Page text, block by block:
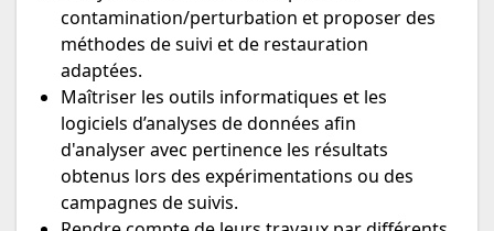
contamination/perturbation et proposer des
méthodes de suivi et de restauration
adaptées.
Maîtriser les outils informatiques et les
logiciels d’analyses de données afin
d'analyser avec pertinence les résultats
obtenus lors des expérimentations ou des
campagnes de suivis.